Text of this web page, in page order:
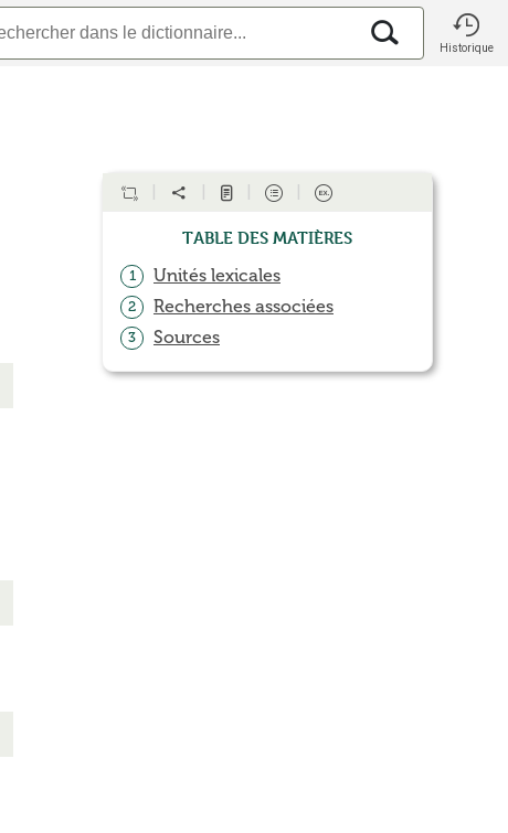
Historique
Table des matières
1 Unités lexicales
2 Recherches associées
3 Sources